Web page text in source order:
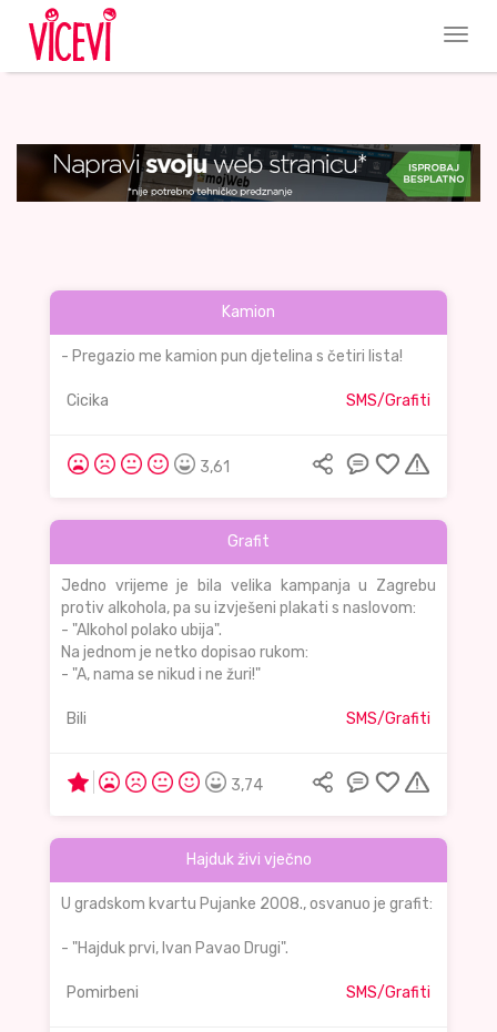
Kamion
- Pregazio me kamion pun djetelina s četiri lista!
Cicika SMS/Grafiti
3,61
Grafit
Jedno vrijeme je bila velika kampanja u Zagrebu
protiv alkohola, pa su izvješeni plakati s naslovom:
- "Alkohol polako ubija".
Na jednom je netko dopisao rukom:
- "A, nama se nikud i ne žuri!"
Bili SMS/Grafiti
3,74
Hajduk živi vječno
U gradskom kvartu Pujanke 2008., osvanuo je grafit:
- "Hajduk prvi, Ivan Pavao Drugi".
Pomirbeni SMS/Grafiti